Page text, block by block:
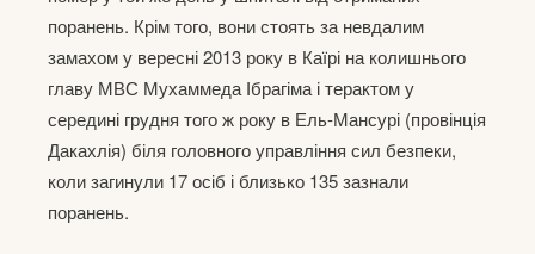
поранень. Крім того, вони стоять за невдалим
замахом у вересні 2013 року в Каїрі на колишнього
главу МВС Мухаммеда Ібрагіма і терактом у
середині грудня того ж року в Ель-Мансурі (провінція
Дакахлія) біля головного управління сил безпеки,
коли загинули 17 осіб і близько 135 зазнали
поранень.